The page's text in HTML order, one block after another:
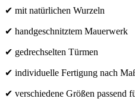
✔ mit natürlichen Wurzeln
✔ handgeschnitztem Mauerwerk
✔ gedrechselten Türmen
✔ individuelle Fertigung nach
✔ verschiedene Größen passend